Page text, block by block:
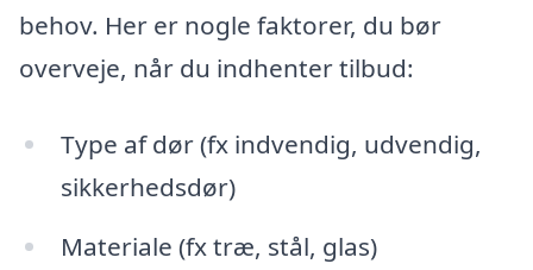
behov. Her er nogle faktorer, du bør
overveje, når du indhenter tilbud:
Type af dør (fx indvendig, udvendig,
sikkerhedsdør)
Materiale (fx træ, stål, glas)